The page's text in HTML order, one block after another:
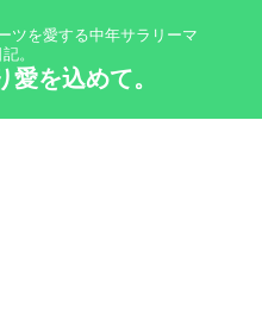
ツを愛する中年サラリーマ
。
を込めて。